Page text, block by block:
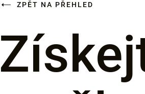
ZPĚT NA PŘEHLED